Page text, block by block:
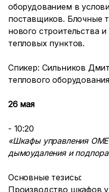
оборудованием в
поставщиков. Блочные
нового строительства
тепловых пунктов.
Спикер: Сильников
теплового
26 мая
- 10:20
«Шкафы управления
дымоудаления и
Основные тезисы:
Производство шкафов